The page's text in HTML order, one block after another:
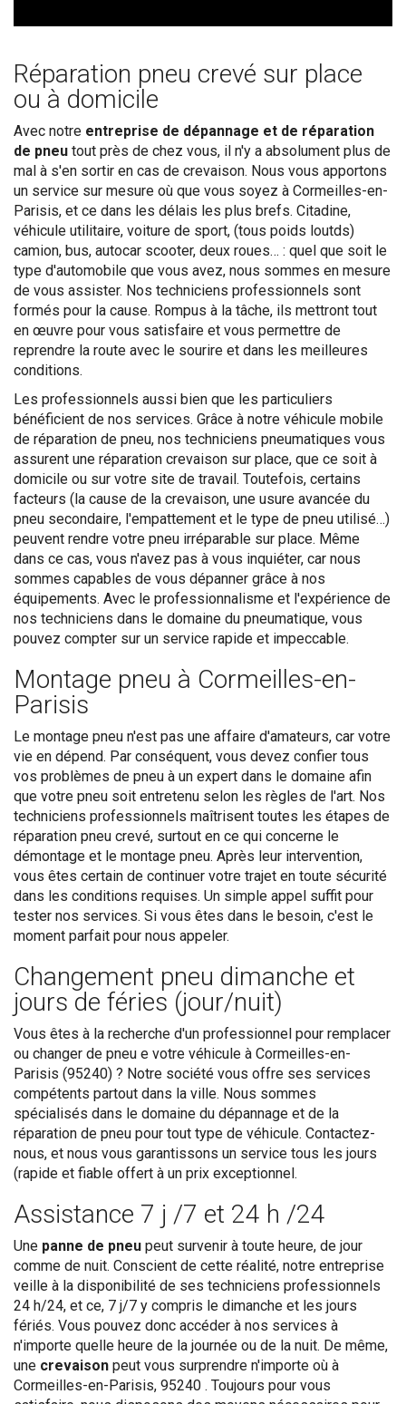
Réparation pneu crevé sur place
ou à domicile
Avec notre entreprise de dépannage et de réparation
de pneu tout près de chez vous, il n'y a absolument plus de
mal à s'en sortir en cas de crevaison. Nous vous apportons
un service sur mesure où que vous soyez à Cormeilles-en-
Parisis, et ce dans les délais les plus brefs. Citadine,
véhicule utilitaire, voiture de sport, (tous poids loutds)
camion, bus, autocar scooter, deux roues… : quel que soit le
type d'automobile que vous avez, nous sommes en mesure
de vous assister. Nos techniciens professionnels sont
formés pour la cause. Rompus à la tâche, ils mettront tout
en œuvre pour vous satisfaire et vous permettre de
reprendre la route avec le sourire et dans les meilleures
conditions.
Les professionnels aussi bien que les particuliers
bénéficient de nos services. Grâce à notre véhicule mobile
de réparation de pneu, nos techniciens pneumatiques vous
assurent une réparation crevaison sur place, que ce soit à
domicile ou sur votre site de travail. Toutefois, certains
facteurs (la cause de la crevaison, une usure avancée du
pneu secondaire, l'empattement et le type de pneu utilisé…)
peuvent rendre votre pneu irréparable sur place. Même
dans ce cas, vous n'avez pas à vous inquiéter, car nous
sommes capables de vous dépanner grâce à nos
équipements. Avec le professionnalisme et l'expérience de
nos techniciens dans le domaine du pneumatique, vous
pouvez compter sur un service rapide et impeccable.
Montage pneu à Cormeilles-en-
Parisis
Le montage pneu n'est pas une affaire d'amateurs, car votre
vie en dépend. Par conséquent, vous devez confier tous
vos problèmes de pneu à un expert dans le domaine afin
que votre pneu soit entretenu selon les règles de l'art. Nos
techniciens professionnels maîtrisent toutes les étapes de
réparation pneu crevé, surtout en ce qui concerne le
démontage et le montage pneu. Après leur intervention,
vous êtes certain de continuer votre trajet en toute sécurité
dans les conditions requises. Un simple appel suffit pour
tester nos services. Si vous êtes dans le besoin, c'est le
moment parfait pour nous appeler.
Changement pneu dimanche et
jours de féries (jour/nuit)
Vous êtes à la recherche d'un professionnel pour remplacer
ou changer de pneu e votre véhicule à Cormeilles-en-
Parisis (95240) ? Notre société vous offre ses services
compétents partout dans la ville. Nous sommes
spécialisés dans le domaine du dépannage et de la
réparation de pneu pour tout type de véhicule. Contactez-
nous, et nous vous garantissons un service tous les jours
(rapide et fiable offert à un prix exceptionnel.
Assistance 7 j /7 et 24 h /24
Une panne de pneu peut survenir à toute heure, de jour
comme de nuit. Conscient de cette réalité, notre entreprise
veille à la disponibilité de ses techniciens professionnels
24 h/24, et ce, 7 j/7 y compris le dimanche et les jours
fériés. Vous pouvez donc accéder à nos services à
n'importe quelle heure de la journée ou de la nuit. De même,
une crevaison peut vous surprendre n'importe où à
Cormeilles-en-Parisis, 95240 . Toujours pour vous